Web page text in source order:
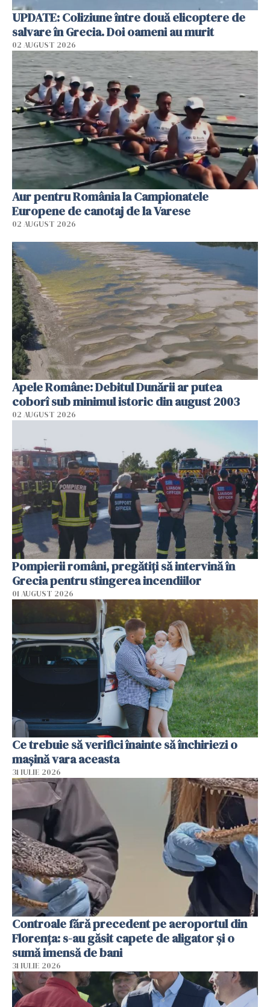
UPDATE: Coliziune între două elicoptere de
salvare în Grecia. Doi oameni au murit
02 AUGUST 2026
Aur pentru România la Campionatele
Europene de canotaj de la Varese
02 AUGUST 2026
Apele Române: Debitul Dunării ar putea
coborî sub minimul istoric din august 2003
02 AUGUST 2026
Pompierii români, pregătiţi să intervină în
Grecia pentru stingerea incendiilor
01 AUGUST 2026
Ce trebuie să verifici înainte să închiriezi o
mașină vara aceasta
31 IULIE 2026
Controale fără precedent pe aeroportul din
Florența: s-au găsit capete de aligator și o
sumă imensă de bani
31 IULIE 2026